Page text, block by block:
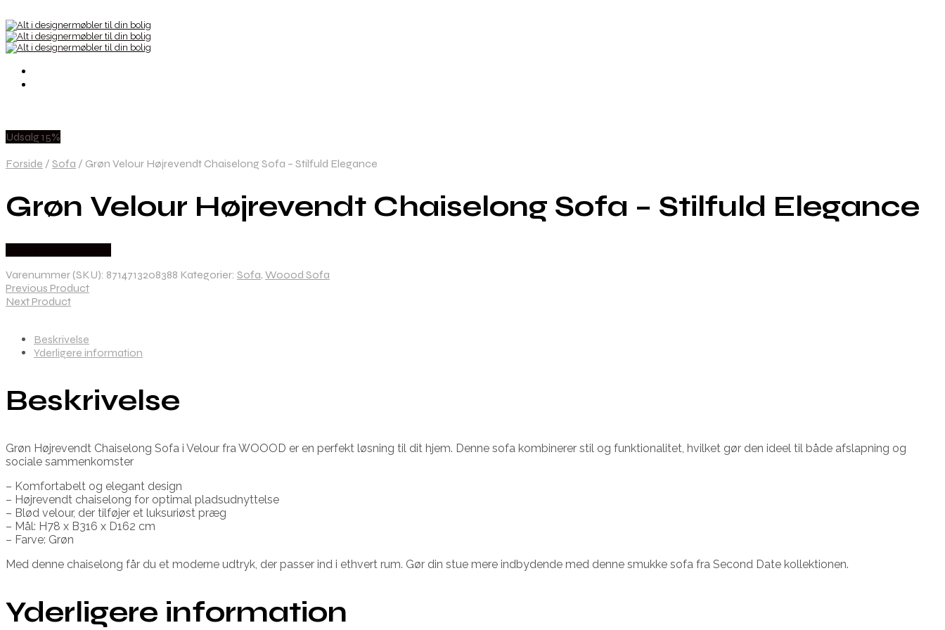
Udsalg 15%
Forside / Sofa / Grøn Velour Højrevendt Chaiselong Sofa – Stilfuld Elegance
Grøn Velour Højrevendt Chaiselong Sofa – Stilfuld Elegance
Varenummer (SKU): 8714713208388 Kategorier: Sofa, Woood Sofa
Previous Product
Next Product
Beskrivelse
Yderligere information
Beskrivelse
Grøn Højrevendt Chaiselong Sofa i Velour fra WOOOD er en perfekt løsning til dit hjem. Denne sofa kombinerer stil og funktionalitet, hvilket gør den ideel til både afslapning og
sociale sammenkomster
– Komfortabelt og elegant design
– Højrevendt chaiselong for optimal pladsudnyttelse
– Blød velour, der tilføjer et luksuriøst præg
– Mål: H78 x B316 x D162 cm
– Farve: Grøn
Med denne chaiselong får du et moderne udtryk, der passer ind i ethvert rum. Gør din stue mere indbydende med denne smukke sofa fra Second Date kollektionen.
Yderligere information